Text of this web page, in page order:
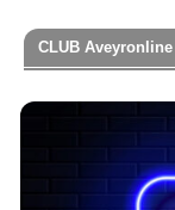
CLUB Aveyronline